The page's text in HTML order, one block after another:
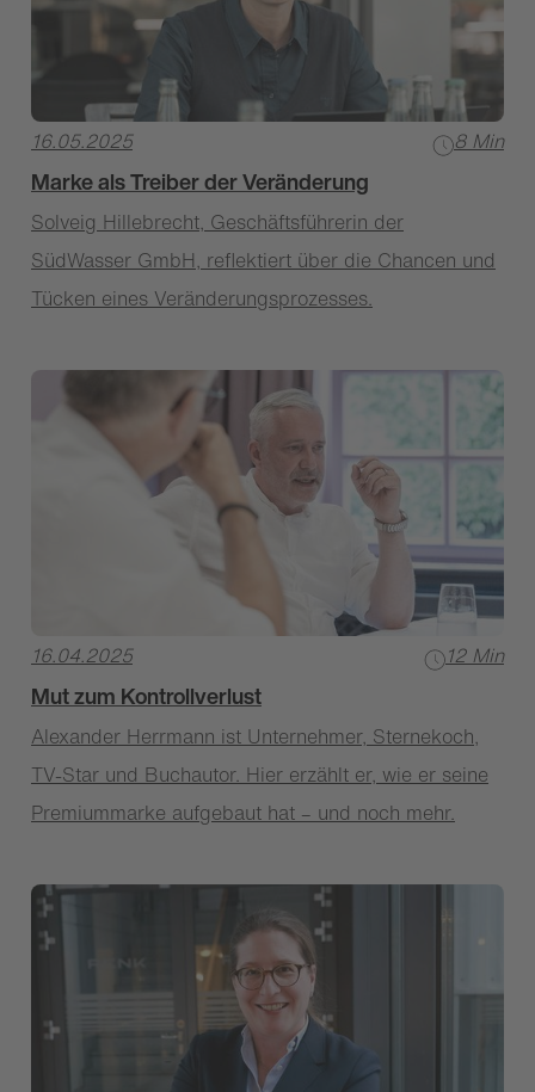
16.05.2025 8 Min
Marke als Treiber der Veränderung
Solveig Hillebrecht, Geschäftsführerin der
SüdWasser GmbH, reflektiert über die Chancen und
Tücken eines Veränderungsprozesses.
16.04.2025 12 Min
Mut zum Kontrollverlust
Alexander Herrmann ist Unternehmer, Sternekoch,
TV-Star und Buchautor. Hier erzählt er, wie er seine
Premiummarke aufgebaut hat – und noch mehr.